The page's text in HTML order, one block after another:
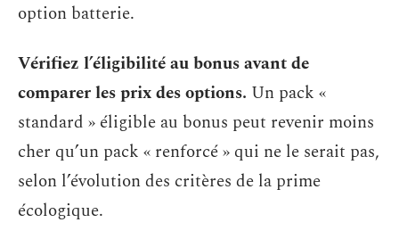
option batterie.
Vérifiez l’éligibilité au bonus avant de
comparer les prix des options. Un pack «
standard » éligible au bonus peut revenir moins
cher qu’un pack « renforcé » qui ne le serait pas,
selon l’évolution des critères de la prime
écologique.